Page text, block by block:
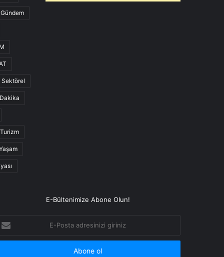
Gündem
Sektörel
Turizm
E-Bültenimize Abone Olun!